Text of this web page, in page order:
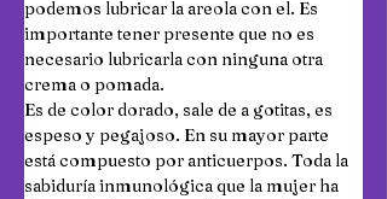
podemos lubricar la areola con el. Es
importante tener presente que no es
necesario lubricarla con ninguna otra
crema o pomada.
Es de color dorado, sale de a gotitas, es
espeso y pegajoso. En su mayor parte
está compuesto por anticuerpos. Toda la
sabiduría inmunológica que la mujer ha